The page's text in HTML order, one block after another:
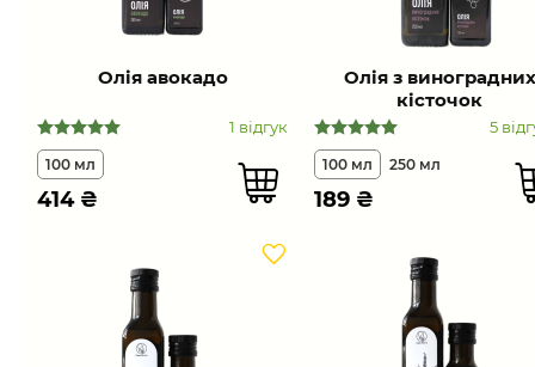
Олія авокадо
1 відгук
100 мл
414₴
Олія з виноградних
кісточок
5
100 мл 250 мл
189 ₴